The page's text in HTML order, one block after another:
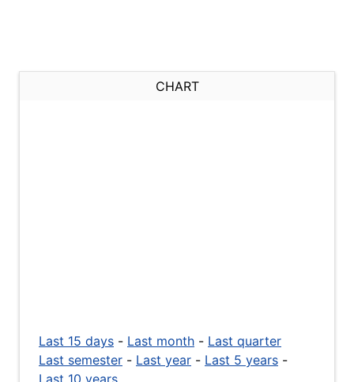
CHART
Last 15 days - Last month - Last quarter
Last semester - Last year - Last 5 years -
Last 10 years